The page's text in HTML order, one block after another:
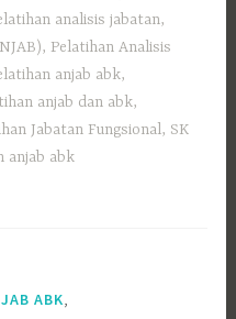
analisis jabatan,
, Pelatihan Analisis
anjab abk,
anjab dan abk,
Jabatan Fungsional, SK
anjab abk
ABK,